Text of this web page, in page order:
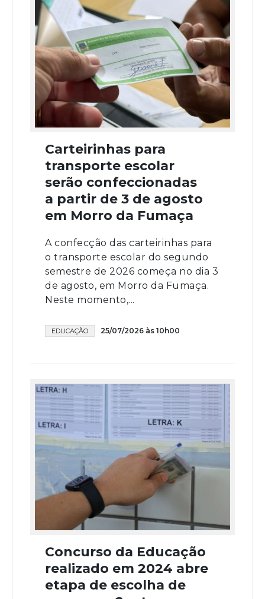
Carteirinhas para
transporte escolar
serão confeccionadas
a partir de 3 de agosto
em Morro da Fumaça
A confecção das carteirinhas para
o transporte escolar do segundo
semestre de 2026 começa no dia 3
de agosto, em Morro da Fumaça.
Neste momento,...
EDUCAÇÃO 25/07/2026 às 10h00
Concurso da Educação
realizado em 2024 abre
etapa de escolha de